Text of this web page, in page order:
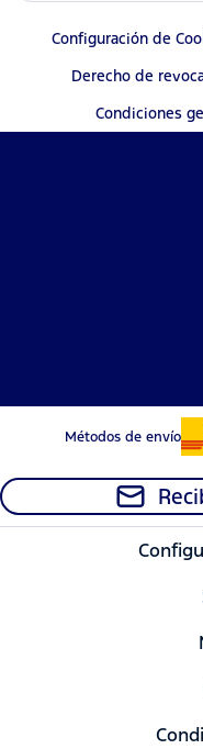
Configuración de
Derecho de
Condiciones
Métodos de envío